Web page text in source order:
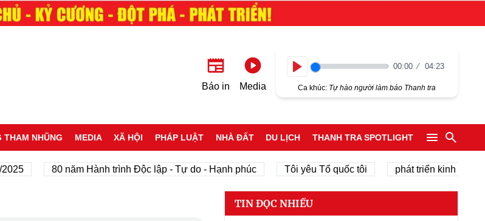
Báo in Media
00:00 04:23
Ca khúc: Tự hào người làm báo Thanh tra
THAM NHŨNG MEDIA XÃ HỘI PHÁP LUẬT NHÀ ĐẤT DU LỊCH THANH TRA SPOTLIGHT
80 năm Hành trình Độc lập - Tự do - Hạnh phúc Tôi yêu Tổ quốc tôi phát triển kinh tế tư nhân
TIN ĐỌC NHIỀU